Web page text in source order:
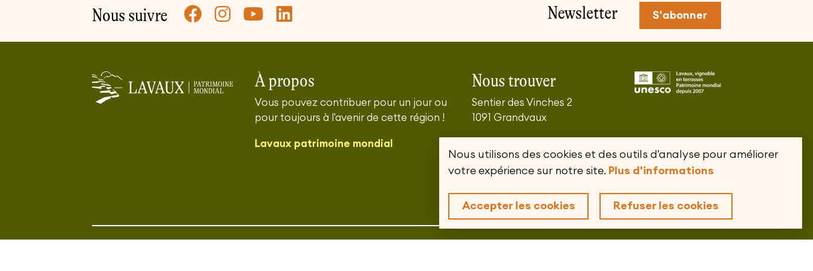
Nous utilisons des cookies et des outils d'analyse pour améliorer
votre expérience sur notre site. Plus d'informations
Accepter les cookies Refuser les cookies
Nous suivre Newsletter S'abonner
À propos
Vous pouvez contribuer pour un jour ou
pour toujours à l'avenir de cette région !
Lavaux patrimoine mondial
Nous trouver
Sentier des Vinches 2
1091 Grandvaux
Infos et accès de Maison